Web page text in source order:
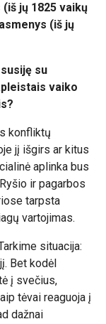
jų 1825 vaikų
(iš jų
su
vaiko
konfliktų
jį išgirs ar kitus
aplinka bus
ir pagarbos
tarpsta
vartojimas.
situacija:
Bet kodėl
į svečius,
tėvai reaguoja į
dažnai